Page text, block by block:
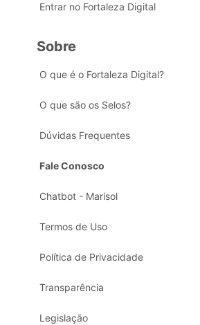
Entrar no Fortaleza Digital
Sobre
O que é o Fortaleza Digital?
O que são os Selos?
Dúvidas Frequentes
Fale Conosco
Chatbot - Marisol
Termos de Uso
Política de Privacidade
Transparência
Legislação